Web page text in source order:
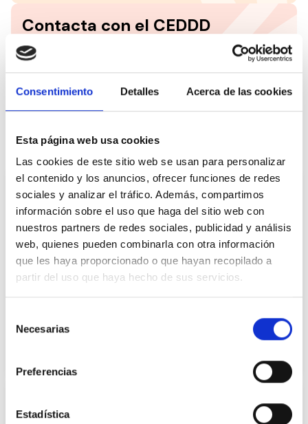
Consentimiento Detalles Acerca de las cookies
Esta página web usa cookies
Las cookies de este sitio web se usan para personalizar
el contenido y los anuncios, ofrecer funciones de redes
sociales y analizar el tráfico. Además, compartimos
información sobre el uso que haga del sitio web con
nuestros partners de redes sociales, publicidad y análisis
web, quienes pueden combinarla con otra información
que les haya proporcionado o que hayan recopilado a
partir del uso que haya hecho de sus servicios.
Necesarias
Preferencias
Estadística
Contacta con el CEDDD
¿No encuentras lo que buscas? Escríbenos y será
un placer ayudarte.
Te puede interesar:
CUME: novedades en el subsidio por
cuidado de menores y jóvenes con
24 de julio de 2023